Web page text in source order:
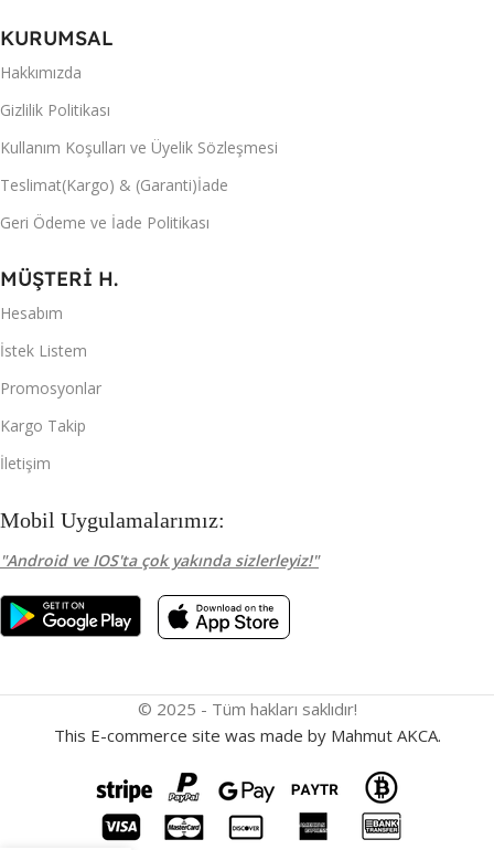
KURUMSAL
Hakkımızda
Gizlilik Politikası
Kullanım Koşulları ve Üyelik Sözleşmesi
Teslimat(Kargo) & (Garanti)İade
Geri Ödeme ve İade Politikası
MÜŞTERİ H.
Hesabım
İstek Listem
Promosyonlar
Kargo Takip
İletişim
Mobil Uygulamalarımız:
"Android ve IOS'ta çok yakında sizlerleyiz!"
© 2025 - Tüm hakları saklıdır!
This E-commerce site was made by Mahmut AKCA.